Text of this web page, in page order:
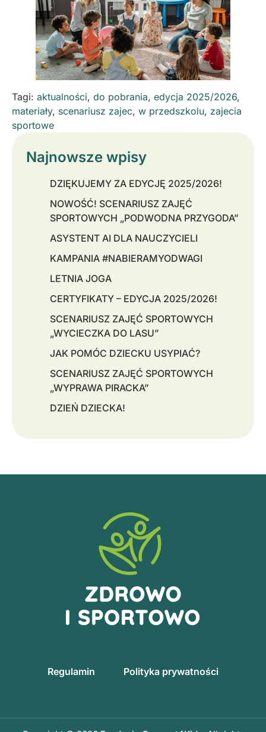
Tagi: aktualności, do pobrania, edycja 2025/2026,
materiały, scenariusz zajec, w przedszkolu, zajecia
sportowe
Najnowsze wpisy
DZIĘKUJEMY ZA EDYCJĘ 2025/2026!
NOWOŚĆ! SCENARIUSZ ZAJĘĆ
SPORTOWYCH „PODWODNA PRZYGODA”
ASYSTENT AI DLA NAUCZYCIELI
KAMPANIA #NABIERAMYODWAGI
LETNIA JOGA
CERTYFIKATY – EDYCJA 2025/2026!
SCENARIUSZ ZAJĘĆ SPORTOWYCH
„WYCIECZKA DO LASU”
JAK POMÓC DZIECKU USYPIAĆ?
SCENARIUSZ ZAJĘĆ SPORTOWYCH
„WYPRAWA PIRACKA”
DZIEŃ DZIECKA!
Regulamin Polityka prywatności